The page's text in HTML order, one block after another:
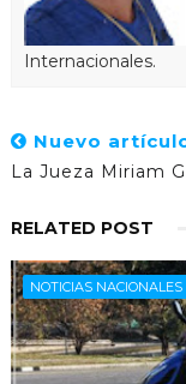
Internacionales.
Nuevo
La Jueza Miriam
RELATED POST
NOTICIAS NACIONALES